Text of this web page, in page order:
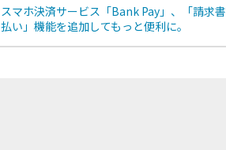
スマホ決済サービス「Bank Pay」、「請求書
払い」機能を追加してもっと便利に。